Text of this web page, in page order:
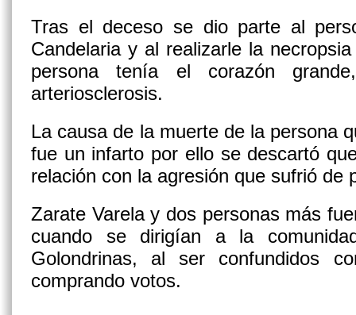
Tras el deceso se dio parte al
Candelaria y al realizarle la
persona tenía el corazón
arteriosclerosis.
La causa de la muerte de la persona
fue un infarto por ello se descartó
relación con la agresión que sufrió de
Zarate Varela y dos personas más
cuando se dirigían a la
Golondrinas, al ser confundidos
comprando votos.